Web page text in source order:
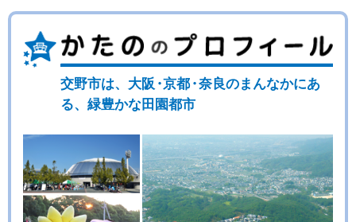
交野市は、大阪・京都・奈良のまんなかにあ
る、緑豊かな田園都市